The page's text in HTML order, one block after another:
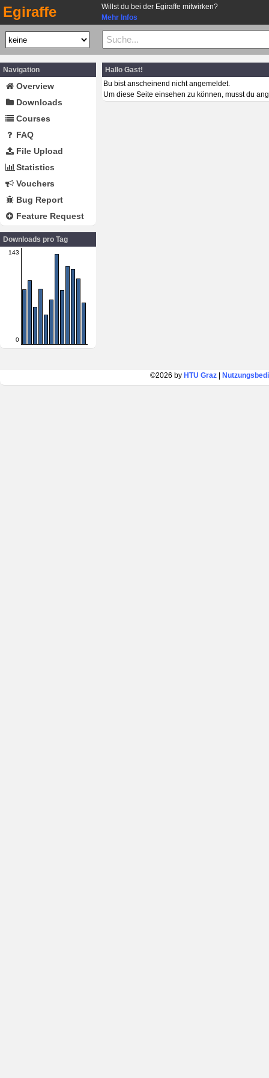
Egiraffe
Willst du bei der Egiraffe mitwirken?
Mehr Infos
Navigation
Overview
Downloads
Courses
FAQ
File Upload
Statistics
Vouchers
Bug Report
Feature Request
Downloads pro Tag
143
0
Hallo Gast!
Bu bist anscheinend nicht angemeldet.
Um diese Seite einsehen zu können, musst du
©2026 by HTU Graz|